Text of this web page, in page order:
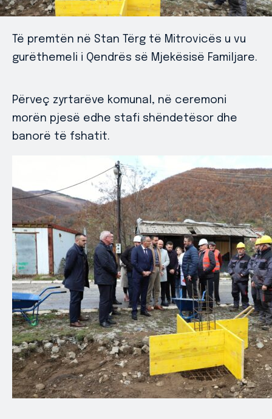
Të premtën në Stan Tërg të Mitrovicës u vu
gurëthemeli i Qendrës së Mjekësisë Familjare.
Përveç zyrtarëve komunal, në ceremoni
morën pjesë edhe stafi shëndetësor dhe
banorë të fshatit.